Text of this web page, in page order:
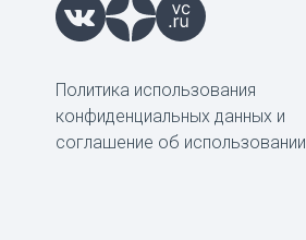
Политика использования
конфиденциальных данных и
соглашение об использовании